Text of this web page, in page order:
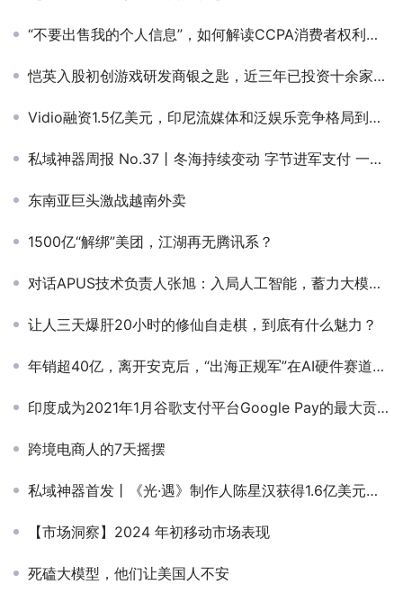
“不要出售我的个人信息”，如何解读CCPA消费者权利？ | 风控Law School
恺英入股初创游戏研发商银之匙，近三年已投资十余家游戏公司
Vidio融资1.5亿美元，印尼流媒体和泛娱乐竞争格局到底如何
私域神器周报 No.37丨冬海持续变动 字节进军支付 一起来看更多出海大事件
东南亚巨头激战越南外卖
1500亿“解绑”美团，江湖再无腾讯系？
对话APUS技术负责人张旭：入局人工智能，蓄力大模型，精耕小模型
让人三天爆肝20小时的修仙自走棋，到底有什么魅力？
年销超40亿，离开安克后，“出海正规军”在AI硬件赛道杀疯了！
印度成为2021年1月谷歌支付平台Google Pay的最大贡献市场
跨境电商人的7天摇摆
私域神器首发丨《光·遇》制作人陈星汉获得1.6亿美元投资，红衫资本领投
【市场洞察】2024 年初移动市场表现
死磕大模型，他们让美国人不安